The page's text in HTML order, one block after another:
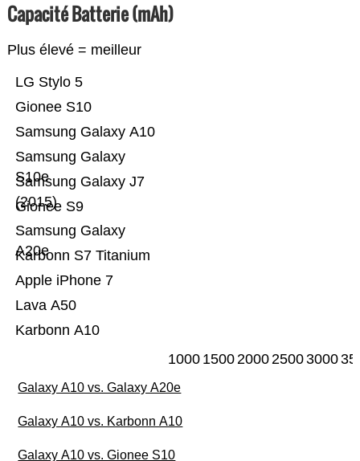
Capacité Batterie (mAh)
Plus élevé = meilleur
Karbonn A10
Lava A50
Apple iPhone 7
Karbonn S7 Titanium
Samsung Galaxy
A20e
Gionee S9
Samsung Galaxy J7
(2015)
Samsung Galaxy
S10e
Samsung Galaxy A10
Gionee S10
LG Stylo 5
1000 1500200025003000
Galaxy A10 vs. Galaxy A20e
Galaxy A10 vs. Karbonn A10
Galaxy A10 vs. Gionee S10